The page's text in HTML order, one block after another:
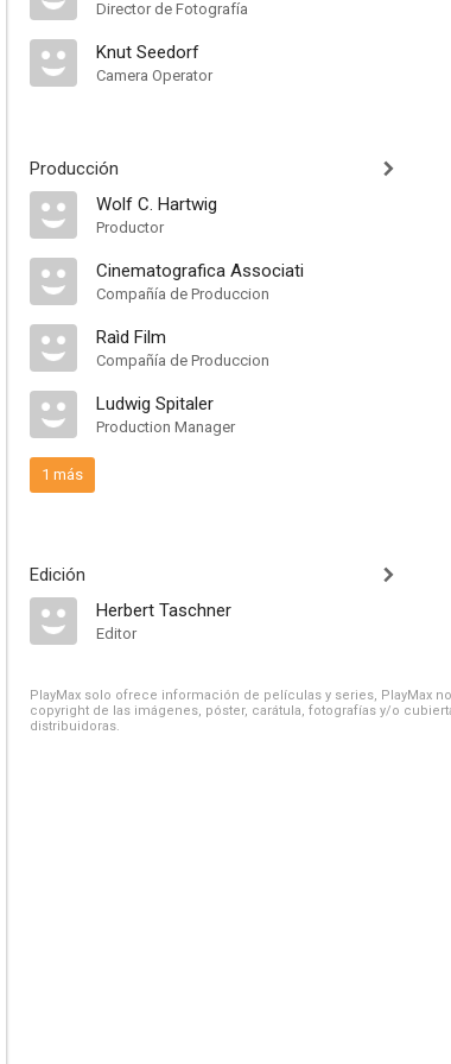
Director de Fotografía
Knut Seedorf
Camera Operator
Producción
Wolf C. Hartwig
Productor
Cinematografica Associati
Compañía de Produccion
Raìd Film
Compañía de Produccion
Ludwig Spitaler
Production Manager
1 más
Edición
Herbert Taschner
Editor
PlayMax solo ofrece información de películas y series, PlayMax
copyright de las imágenes, póster, carátula, fotografías y/o
distribuidoras.